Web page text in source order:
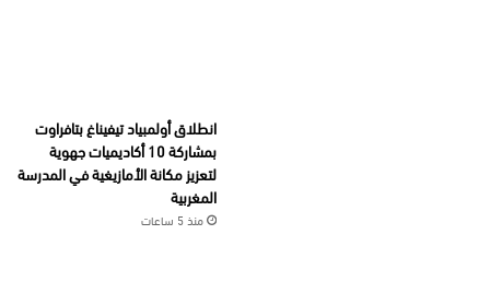
انطلاق أولمبياد تيفيناغ بتافراوت
بمشاركة 10 أكاديميات جهوية
لتعزيز مكانة الأمازيغية في المدرسة
المغربية
منذ 5 ساعات